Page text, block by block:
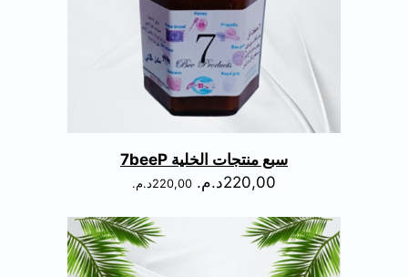
سبع منتجات الخلية 7beeP
220,00د.م. 220,00د.م.